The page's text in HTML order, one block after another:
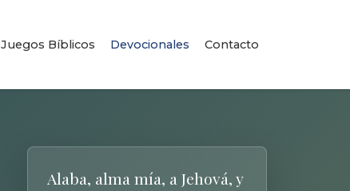
Juegos Bíblicos Devocionales Contacto
Alaba, alma mía, a Jehová, y